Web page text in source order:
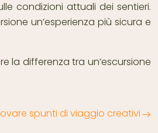
condizioni attuali dei sentieri.
un’esperienza più sicura e
la differenza tra un’escursione
spunti di viaggio creativi